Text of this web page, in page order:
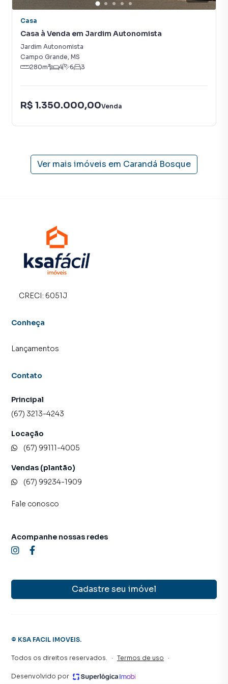
mesmo não estando na cidade e com a praticidade de
fazer tudo online, direto do seu computador ou
smartphone. Nós criamos soluções inovadoras para
simplificar a relação de proprietários, inquilinos e
compradores com o mercado imobiliário.
cidades do Brasil, incluindo Campo Grande.
Na KSA FACIL IMOVEIS você consegue vender ou alugar
Campo Grande, especialmente em Carandá Bosque. Isso
porque temos uma equipe de marketing digital focada em
time de programadores, corretores treinados e uma
central de atendimento preparada para atender
proprietários e inquilinos.
Casa
Casa à Venda em Jardim Autonomista
Jardim Autonomista
Campo Grande, MS
280m² 4 6 3
R$ 1.350.000,00Venda
Ver mais imóveis em Carandá Bosque
CRECI: 6051J
Conheça
Lançamentos
Contato
Principal
(67) 3213-4243
Locação
(67) 99111-4005
Vendas (plantão)
(67) 99234-1909
Fale conosco
Cadastre seu imóvel
Acompanhe nossas redes
© KSA FACIL IMOVEIS.
Todos os direitos reservados. · Termos de uso ·
Desenvolvido por